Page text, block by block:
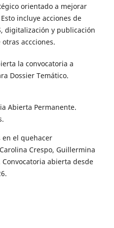
orientado a mejorar
incluye acciones de
digitalización y publicación
accciones.
la convocatoria a
Dossier Temático.
Abierta Permanente.
en el quehacer
Crespo, Guillermina
abierta desde